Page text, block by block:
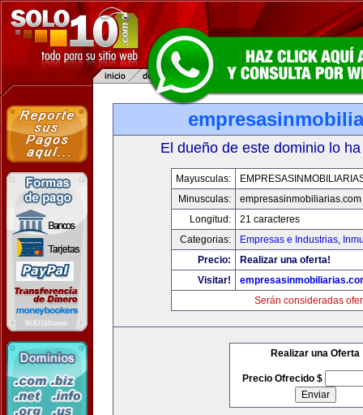
El dueño de este dominio lo
Mayusculas:
Minusculas:
empresasinmobiliarias.com
Longitud:
21 caracteres
Categorias:
Empresas e Industrias,
Precio:
Realizar una oferta!
Visitar!
Serán consideradas
Realizar una Oferta
Precio Ofrecido $